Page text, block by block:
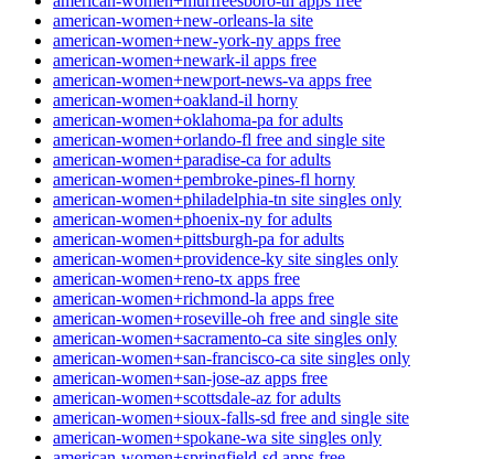
american-women+new-orleans-la site
american-women+new-york-ny apps free
american-women+newark-il apps free
american-women+newport-news-va apps free
american-women+oakland-il horny
american-women+oklahoma-pa for adults
american-women+orlando-fl free and single site
american-women+paradise-ca for adults
american-women+pembroke-pines-fl horny
american-women+philadelphia-tn site singles only
american-women+phoenix-ny for adults
american-women+pittsburgh-pa for adults
american-women+providence-ky site singles only
american-women+reno-tx apps free
american-women+richmond-la apps free
american-women+roseville-oh free and single site
american-women+sacramento-ca site singles only
american-women+san-francisco-ca site singles only
american-women+san-jose-az apps free
american-women+scottsdale-az for adults
american-women+sioux-falls-sd free and single site
american-women+spokane-wa site singles only